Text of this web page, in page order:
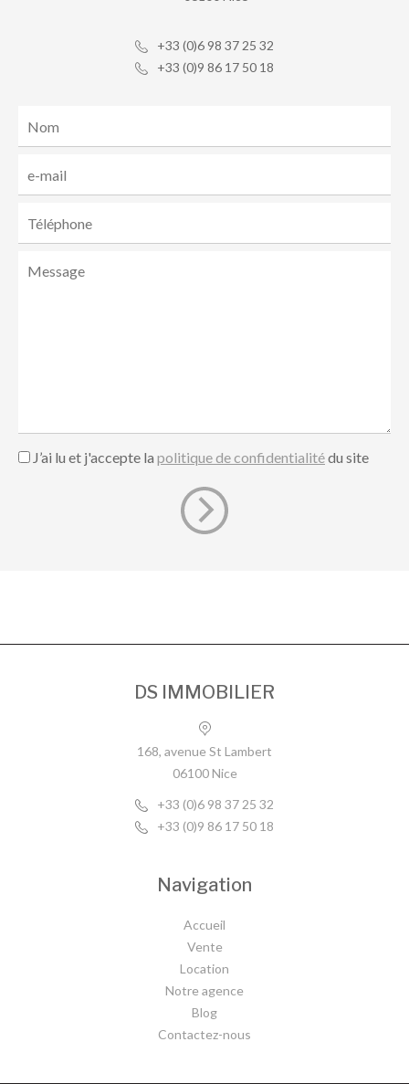
+33 (0)6 98 37 25 32
+33 (0)9 86 17 50 18
J’ai lu et j'accepte la politique de confidentialitédu site
DS IMMOBILIER
168, avenue St Lambert
06100 Nice
+33 (0)6 98 37 25 32
+33 (0)9 86 17 50 18
Navigation
Accueil
Vente
Location
Notre agence
Blog
Contactez-nous